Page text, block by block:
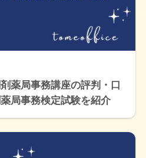
薬局事務講座の評判・口
局事務検定試験を紹介